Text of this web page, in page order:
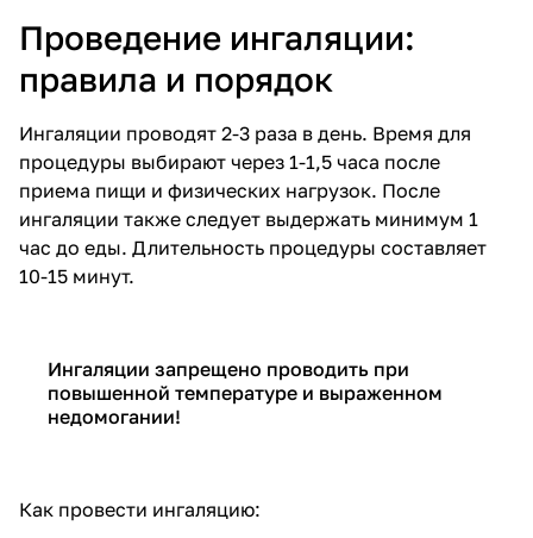
Проведение ингаляции:
правила и порядок
Ингаляции проводят 2-3 раза в день. Время для
процедуры выбирают через 1-1,5 часа после
приема пищи и физических нагрузок. После
ингаляции также следует выдержать минимум 1
час до еды. Длительность процедуры составляет
10-15 минут.
Ингаляции запрещено проводить при
повышенной температуре и выраженном
недомогании!
Как провести ингаляцию: